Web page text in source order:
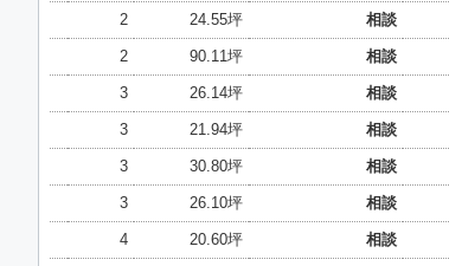
2 24.55坪 相談
2 90.11坪 相談
3 26.14坪 相談
3 21.94坪 相談
3 30.80坪 相談
3 26.10坪 相談
4 20.60坪 相談